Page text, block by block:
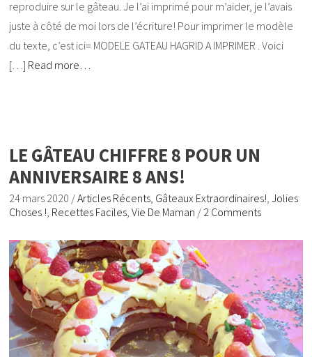
reproduire sur le gâteau. Je l’ai imprimé pour m’aider, je l’avais
juste à côté de moi lors de l’écriture! Pour imprimer le modèle
du texte, c’est ici= MODELE GATEAU HAGRID A IMPRIMER . Voici
[…] Read more…
LE GÂTEAU CHIFFRE 8 POUR UN
ANNIVERSAIRE 8 ANS!
24 mars 2020 /Articles Récents, Gâteaux Extraordinaires!,Jolies
Choses !, Recettes Faciles,Vie De Maman / 2 Comments